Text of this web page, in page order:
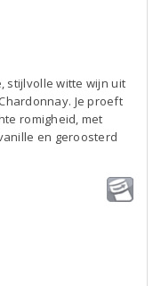
stijlvolle witte wijn uit
Je proeft
romigheid, met
en geroosterd